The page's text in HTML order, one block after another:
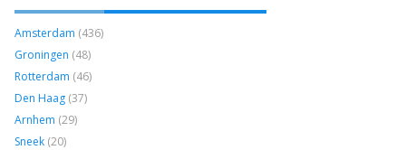
Amsterdam (436)
Groningen (48)
Rotterdam (46)
Den Haag (37)
Arnhem (29)
Sneek (20)